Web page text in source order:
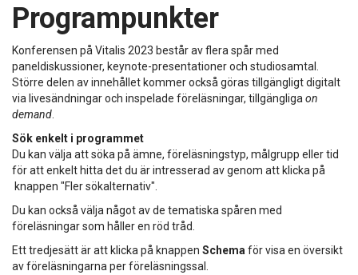
Programpunkter
Konferensen på Vitalis 2023 består av flera spår med
paneldiskussioner, keynote-presentationer och studiosamtal.
Större delen av innehållet kommer också göras tillgängligt digitalt
via livesändningar och inspelade föreläsningar, tillgängliga on
demand
Sök enkelt i programmet
Du kan välja att söka på ämne, föreläsningstyp, målgrupp eller tid
för att enkelt hitta det du är intresserad av genom att klicka på
knappen "Fler sökalternativ".
Du kan också välja något av de tematiska spåren med
föreläsningar som håller en röd tråd.
Ett tredjesätt är att klicka på knappen Schema för visa en översikt
av föreläsningarna per föreläsningssal.